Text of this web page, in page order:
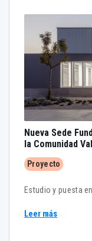
conseguir un
completamente
Nueva Sede
la Comunidad
Proyecto
Estudio y puesta
Leer más